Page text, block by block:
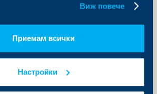
Виж повече
Приемам всички
Настройки
лихвен процент по
сметки "Резерв" и
продажбата на
"Резерв"